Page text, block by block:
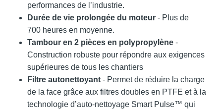
performances de l’industrie.
Durée de vie prolongée du moteur - Plus de
700 heures en moyenne.
Tambour en 2 pièces en polypropylène -
Construction robuste pour répondre aux exigences
supérieures de tous les chantiers
Filtre autonettoyant - Permet de réduire la charge
de la face grâce aux filtres doubles en PTFE et à la
technologie d’auto-nettoyage Smart Pulse™ qui